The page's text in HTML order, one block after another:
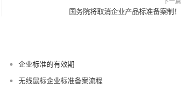
国务院将取消企业产品标准备案制！
企业标准的有效期
无线鼠标企业标准备案流程